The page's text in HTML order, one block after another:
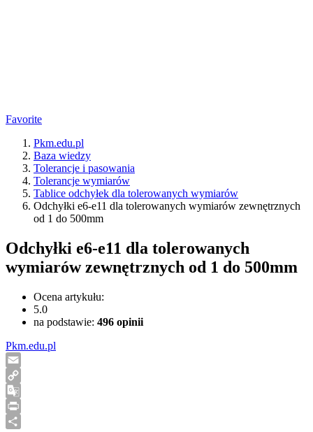
Favorite
Pkm.edu.pl
Baza wiedzy
Tolerancje i pasowania
Tolerancje wymiarów
Tablice odchyłek dla tolerowanych wymiarów
Odchyłki e6-e11 dla tolerowanych wymiarów zewnętrznych
od 1 do 500mm
Odchyłki e6-e11 dla tolerowanych
wymiarów zewnętrznych od 1 do 500mm
Ocena artykułu:
5.0
na podstawie: 496 opinii
Pkm.edu.pl
Email
Copy
Link
Google
Translate
Print